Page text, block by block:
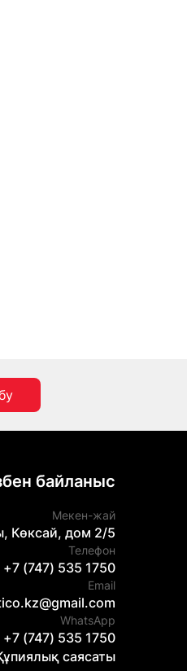
байланыс
Мекен-жай
Көксай, дом 2/5
Телефон
+7 (747) 535 1750
Email
WhatsApp
+7 (747) 535 1750
саясаты